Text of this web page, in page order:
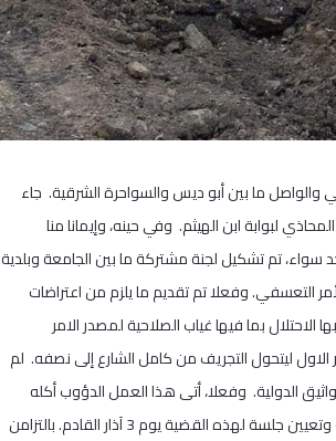
الجامعي والواصل ما بين أبو ديس والسواحرة الشرقية. جاء
2023 والذي هدد بتجريف الشارع المحاذي لبوابة ابن الهيثم. وفي حينه، وإيمانا منا
حد سواء، تم تشكيل لجنة مشتركة ما بين الجامعة وبلدية
التعسفي. وفعلا تم تقديم ما يلزم من اعتراضات
بما فيها غياب الصلاحية لمصدر الامر
ليتحول التجريف من كامل الشارع إلى نصفه. لم
الدولية. وفعلا، أتى هذا العمل الدؤوب أكله
وقبلت المحكمة الالتماس المقدم وكانت النتيجة تأجيل تنفيذ القرار على مدار الأشهر الماضية وتعيين جلسة لهذه القضية يوم 3 آذار القادم. بالتزامن